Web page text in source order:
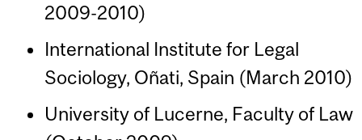
2009-2010)
International Institute for Legal
Sociology, Oñati, Spain (March 2010)
University of Lucerne, Faculty of Law